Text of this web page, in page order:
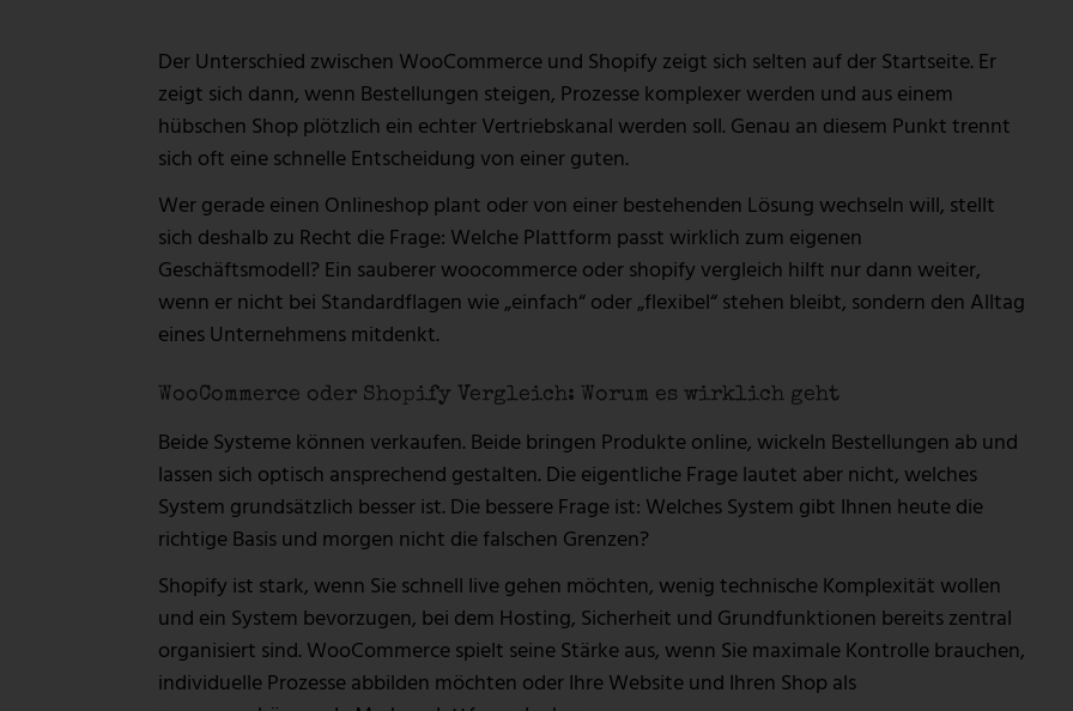
Der Unterschied zwischen WooCommerce und Shopify zeigt sich selten auf der Startseite. Er
zeigt sich dann, wenn Bestellungen steigen, Prozesse komplexer werden und aus einem
hübschen Shop plötzlich ein echter Vertriebskanal werden soll. Genau an diesem Punkt trennt
sich oft eine schnelle Entscheidung von einer guten.
Wer gerade einen Onlineshop plant oder von einer bestehenden Lösung wechseln will, stellt
sich deshalb zu Recht die Frage: Welche Plattform passt wirklich zum eigenen
Geschäftsmodell? Ein sauberer woocommerce oder shopify vergleich hilft nur dann weiter,
wenn er nicht bei Standardflagen wie „einfach“ oder „flexibel“ stehen bleibt, sondern den Alltag
eines Unternehmens mitdenkt.
WooCommerce oder Shopify Vergleich: Worum es wirklich geht
Beide Systeme können verkaufen. Beide bringen Produkte online, wickeln Bestellungen ab und
lassen sich optisch ansprechend gestalten. Die eigentliche Frage lautet aber nicht, welches
System grundsätzlich besser ist. Die bessere Frage ist: Welches System gibt Ihnen heute die
richtige Basis und morgen nicht die falschen Grenzen?
Shopify ist stark, wenn Sie schnell live gehen möchten, wenig technische Komplexität wollen
und ein System bevorzugen, bei dem Hosting, Sicherheit und Grundfunktionen bereits zentral
organisiert sind. WooCommerce spielt seine Stärke aus, wenn Sie maximale Kontrolle brauchen,
individuelle Prozesse abbilden möchten oder Ihre Website und Ihren Shop als